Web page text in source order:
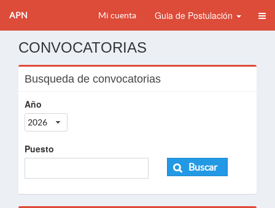
APN Mi cuenta Guia de Postulación
CONVOCATORIAS
Busqueda de convocatorias
Año
2026
Puesto
Buscar